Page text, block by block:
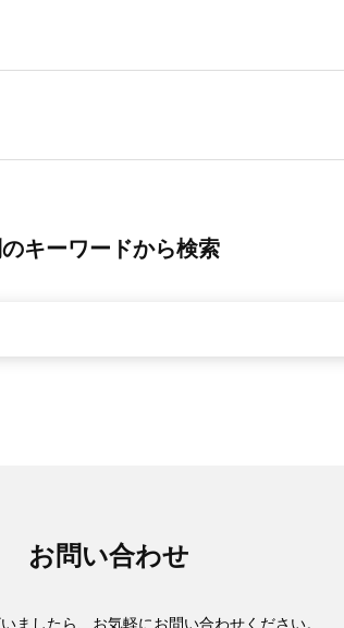
キーワードから検索
お問い合わせ
ましたら、お気軽にお問い合わせください。